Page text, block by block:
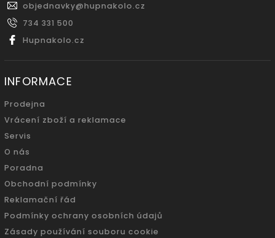
objednavky@hupnakolo.cz
734 331 500
Hupnakolo.cz
INFORMACE
Prodejna
Vrácení zboží a reklamace
Servis
O nás
Poradna
Obchodní podmínky
Reklamační řád
Podmínky ochrany osobních údajů
Zásady používání souboru cookie